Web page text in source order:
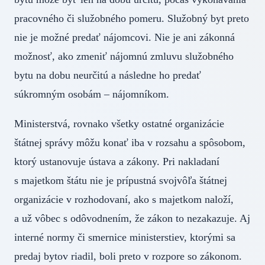
pracovného či služobného pomeru. Služobný byt preto
nie je možné predať nájomcovi. Nie je ani zákonná
možnosť, ako zmeniť nájomnú zmluvu služobného
bytu na dobu neurčitú a následne ho predať
súkromným osobám – nájomníkom.
Ministerstvá, rovnako všetky ostatné organizácie
štátnej správy môžu konať iba v rozsahu a spôsobom,
ktorý ustanovuje ústava a zákony. Pri nakladaní
s majetkom štátu nie je prípustná svojvôľa štátnej
organizácie v rozhodovaní, ako s majetkom naloží,
a už vôbec s odôvodnením, že zákon to nezakazuje. Aj
interné normy či smernice ministerstiev, ktorými sa
predaj bytov riadil, boli preto v rozpore so zákonom.